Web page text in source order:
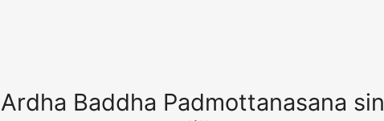
Ardha Baddha Padmottanasana sin